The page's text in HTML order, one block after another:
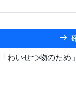
わいせつ物のた